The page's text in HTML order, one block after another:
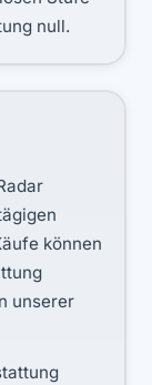
null.
können
unserer